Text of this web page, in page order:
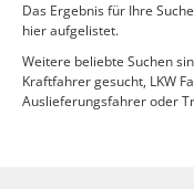
Das Ergebnis für Ihre
hier aufgelistet.
Weitere beliebte Suchen
Kraftfahrer gesucht, LKW
Auslieferungsfahrer oder